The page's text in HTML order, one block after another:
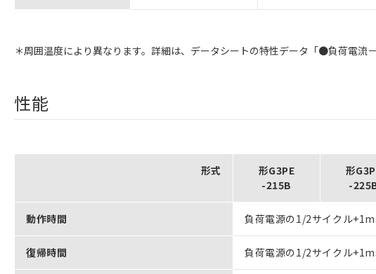
＊周囲温度により異なります。詳細は、データシートの特性データ「●負荷電流
性能
形式
形G3PE
-215B
形
-
動作時間 負荷電源の1/2サイクル
復帰時間 負荷電源の1/2サイクル